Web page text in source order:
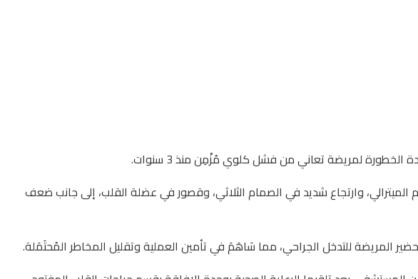
لمريضة تعاني من فشل كلوي مُزْمِن منذ 3 سنوات.
وارتجاع شديد في الصمام الثلاثي، وقصور في عضلة القلب، إلى جانب ضعف
المريضة للتدخل الجراحي، مما سَاهَمَ في تأمين العملية وتقليل المخاطر المُحتَمَلة.